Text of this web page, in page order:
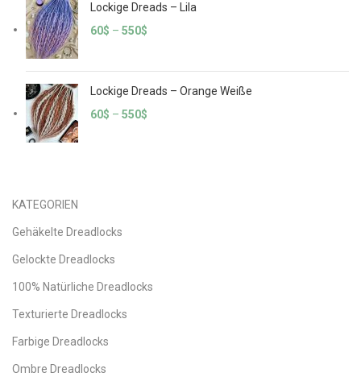
Lockige Dreads – Lila
60$ – 550$
Lockige Dreads – Orange Weiße
60$ – 550$
KATEGORIEN
Gehäkelte Dreadlocks
Gelockte Dreadlocks
100% Natürliche Dreadlocks
Texturierte Dreadlocks
Farbige Dreadlocks
Ombre Dreadlocks